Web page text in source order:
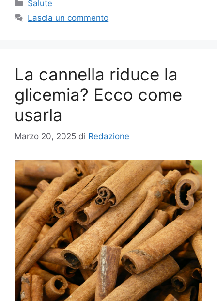
Salute
Lascia un commento
La cannella riduce la
glicemia? Ecco come
usarla
Marzo 20, 2025 di Redazione